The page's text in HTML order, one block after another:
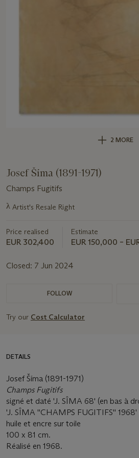
2 MORE
Josef Šíma (1891-1971)
Champs Fugitifs
Important
this
lot
λ Artist's Resale Right
Price realised
EUR 302,400
Estimate
EUR 150,000 –
Closed: 7 Jun 2024
FOLLOW
Try our Cost Calculator
DETAILS
Josef Šíma (1891-1971)
Champs Fugitifs
signé et daté 'J. SÎMA 68' (en bas à
'J. SÎMA ''CHAMPS FUGITIFS'' 1968'
huile et encre sur toile
100 x 81 cm.
Réalisé en 1968.